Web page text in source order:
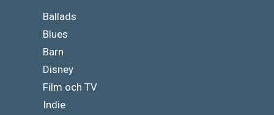
Ballads
Blues
Barn
Disney
Film och TV
Indie